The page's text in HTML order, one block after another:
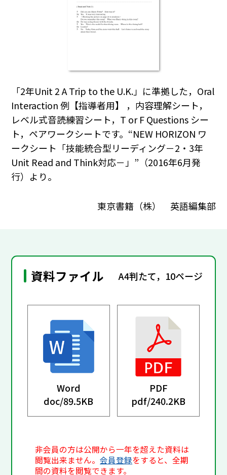
「2年Unit 2 A Trip to the U.K.」に準拠した，Oral
Interaction 例【指導者用】 ，内容理解シート，
レベル式音読練習シート，T or F Questions シー
ト，ペアワークシートです。“NEW HORIZON ワ
ークシート「技能統合型リーディング－2・3年
Unit Read and Think対応－」”（2016年6月発
行）より。
東京書籍（株） 英語編集部
資料ファイル A4判たて，10ページ
Word
doc/89.5KB
PDF
pdf/240.2KB
非会員の方は公開から一年を超えた資料は
閲覧出来ません。会員登録をすると、全期
間の資料を閲覧できます。